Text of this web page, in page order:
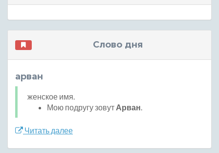
Слово дня
арван
женское имя.
Мою подругу зовут Арван.
Читать далее